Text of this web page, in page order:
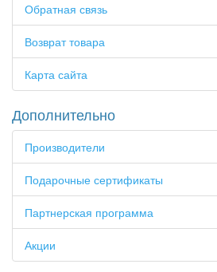
Обратная связь
Возврат товара
Карта сайта
Дополнительно
Производители
Подарочные сертификаты
Партнерская программа
Акции